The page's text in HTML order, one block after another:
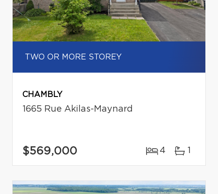
TWO OR MORE STOREY
CHAMBLY
1665 Rue Akilas-Maynard
$569,000 4 1